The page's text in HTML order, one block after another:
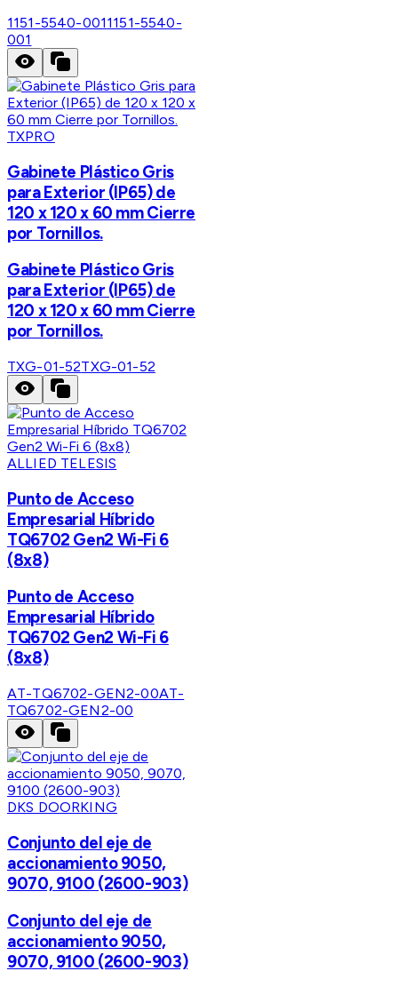
1151-5540-0011151-5540-
001
TXPRO
Gabinete Plástico Gris
para Exterior (IP65) de
120 x 120 x 60 mm Cierre
por Tornillos.
Gabinete Plástico Gris
para Exterior (IP65) de
120 x 120 x 60 mm Cierre
por Tornillos.
TXG-01-52TXG-01-52
ALLIED TELESIS
Punto de Acceso
Empresarial Híbrido
TQ6702 Gen2 Wi-Fi 6
(8x8)
Punto de Acceso
Empresarial Híbrido
TQ6702 Gen2 Wi-Fi 6
(8x8)
AT-TQ6702-GEN2-00AT-
TQ6702-GEN2-00
DKS DOORKING
Conjunto del eje de
accionamiento 9050,
9070, 9100 (2600-903)
Conjunto del eje de
accionamiento 9050,
9070, 9100 (2600-903)